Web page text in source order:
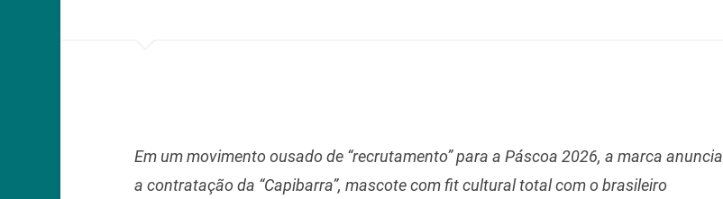
Em um movimento ousado de “recrutamento” para a Páscoa 2026, a marca anuncia
a contratação da “Capibarra”, mascote com fit cultural total com o brasileiro